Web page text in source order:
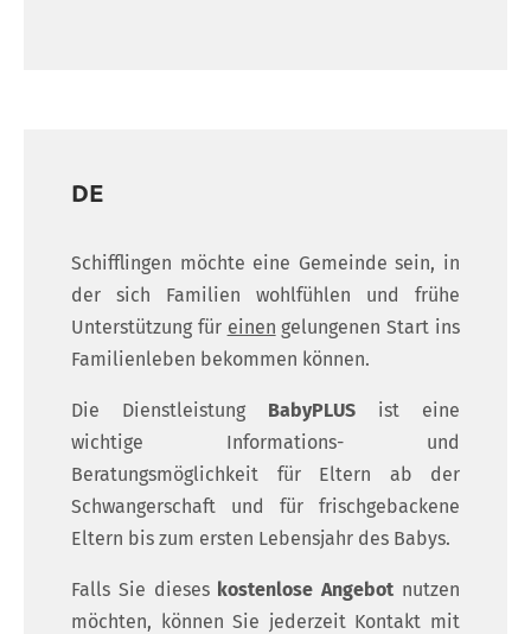
DE
Schifflingen möchte eine Gemeinde sein, in
der sich Familien wohlfühlen und frühe
Unterstützung für einen gelungenen Start ins
Familienleben bekommen können.
Die Dienstleistung BabyPLUS ist eine
wichtige Informations- und
Beratungsmöglichkeit für Eltern ab der
Schwangerschaft und für frischgebackene
Eltern bis zum ersten Lebensjahr des Babys.
Falls Sie dieses kostenlose Angebot nutzen
möchten, können Sie jederzeit Kontakt mit